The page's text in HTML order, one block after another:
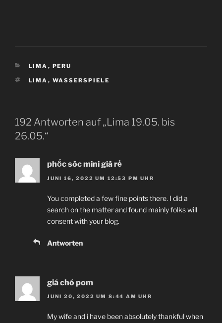
KATEGORIEN
LIMA , PERU
SCHLAGWÖRTER
LIMA , WASSERSPIELE
192 Antworten auf „Lima 19.05. bis
26.05.“
phốc sóc mini giá rẻ
JUNI 16, 2022 UM 12:53 PM UHR
You completed a few fine points there. I did a
search on the matter and found mainly folks will
consent with your blog.
Antworten
giá chó pom
JUNI 20, 2022 UM 8:44 AM UHR
My wife and i have been absolutely thankful when